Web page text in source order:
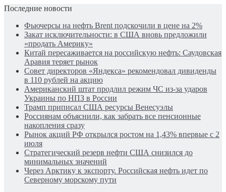
Последние новости
Фьючерсы на нефть Brent подскочили в цене на 2%
Закат исключительности: в США вновь предложили
«продать Америку»
Китай пересаживается на российскую нефть: Саудовская
Аравия теряет рынок
Совет директоров «Яндекса» рекомендовал дивиденды
в 110 рублей на акцию
Американский штат продлил режим ЧС из-за ударов
Украины по НПЗ в России
Трамп приписал США ресурсы Венесуэлы
Россиянам объяснили, как забрать все пенсионные
накопления сразу
Рынок акций РФ открылся ростом на 1,43% впервые с 2
июля
Стратегический резерв нефти США снизился до
минимальных значений
Через Арктику к экспорту. Российская нефть идет по
Северному морскому пути